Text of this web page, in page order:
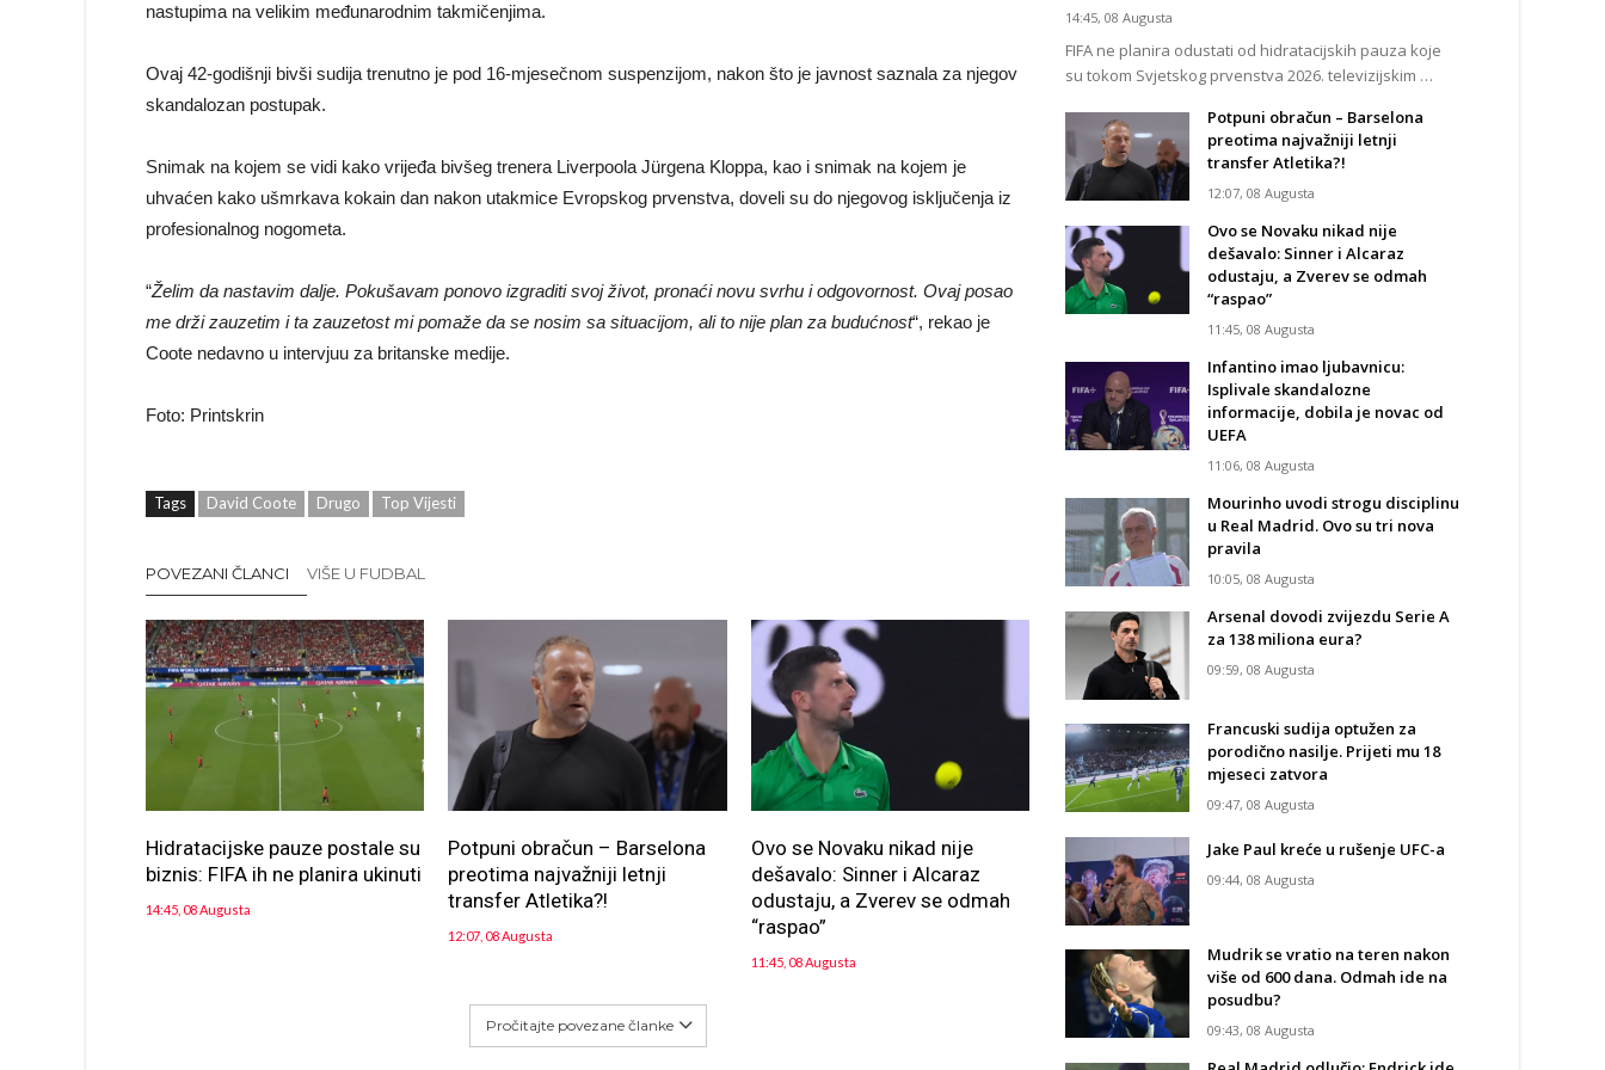
nastupima na velikim međunarodnim takmičenjima.
Ovaj 42-godišnji bivši sudija trenutno je pod 16-mjesečnom suspenzijom, nakon što je javnost saznala za njegov
skandalozan postupak.
Snimak na kojem se vidi kako vrijeđa bivšeg trenera Liverpoola Jürgena Kloppa, kao i snimak na kojem je
uhvaćen kako ušmrkava kokain dan nakon utakmice Evropskog prvenstva, doveli su do njegovog isključenja iz
profesionalnog nogometa.
“Želim da nastavim dalje. Pokušavam ponovo izgraditi svoj život, pronaći novu svrhu i odgovornost. Ovaj posao
me drži zauzetim i ta zauzetost mi pomaže da se nosim sa situacijom, ali to nije plan za budućnost“, rekao je
Coote nedavno u intervjuu za britanske medije.
Foto: Printskrin
Tags David Coote Drugo Top Vijesti
POVEZANI ČLANCI VIŠE U FUDBAL
Hidratacijske pauze postale su
biznis: FIFA ih ne planira ukinuti
14:45, 08 Augusta
Potpuni obračun – Barselona
preotima najvažniji letnji
transfer Atletika?!
12:07, 08 Augusta
Ovo se Novaku nikad nije
dešavalo: Sinner i Alcaraz
odustaju, a Zverev se odmah
“raspao”
11:45, 08 Augusta
Pročitajte povezane članke
14:45, 08 Augusta
FIFA ne planira odustati od hidratacijskih pauza koje
su tokom Svjetskog prvenstva 2026. televizijskim …
Potpuni obračun – Barselona
preotima najvažniji letnji
transfer Atletika?!
12:07, 08 Augusta
Ovo se Novaku nikad nije
dešavalo: Sinner i Alcaraz
odustaju, a Zverev se odmah
“raspao”
11:45, 08 Augusta
Infantino imao ljubavnicu:
Isplivale skandalozne
informacije, dobila je novac od
UEFA
11:06, 08 Augusta
Mourinho uvodi strogu disciplinu
u Real Madrid. Ovo su tri nova
pravila
10:05, 08 Augusta
Arsenal dovodi zvijezdu Serie A
za 138 miliona eura?
09:59, 08 Augusta
Francuski sudija optužen za
porodično nasilje. Prijeti mu 18
mjeseci zatvora
09:47, 08 Augusta
Jake Paul kreće u rušenje UFC-a
09:44, 08 Augusta
Mudrik se vratio na teren nakon
više od 600 dana. Odmah ide na
posudbu?
09:43, 08 Augusta